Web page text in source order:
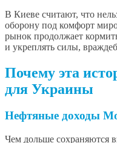
В Киеве считают, что
оборону под комфорт
рынок продолжает
и укреплять силы,
Почему эта
для Украины
Нефтяные доходы
Чем дольше сохраняются